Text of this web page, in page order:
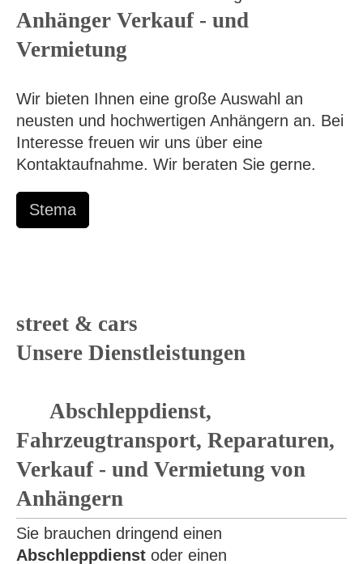
Anhänger Verkauf - und
Vermietung
Wir bieten Ihnen eine große Auswahl an
neusten und hochwertigen Anhängern an. Bei
Interesse freuen wir uns über eine
Kontaktaufnahme. Wir beraten Sie gerne.
Stema
street & cars
Unsere Dienstleistungen
Abschleppdienst,
Fahrzeugtransport, Reparaturen,
Verkauf - und Vermietung von
Anhängern
Sie brauchen dringend einen
Abschleppdienst oder einen